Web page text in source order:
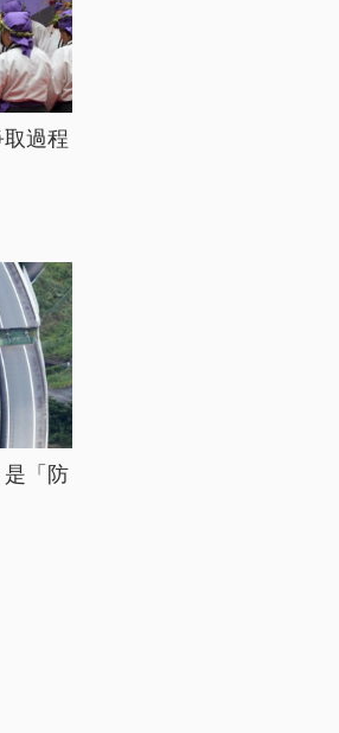
過程
「防